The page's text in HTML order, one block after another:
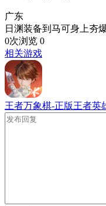
广东
日渊装备到马可身上夯
0次浏览 0
相关游戏
王者万象棋-正版王者英